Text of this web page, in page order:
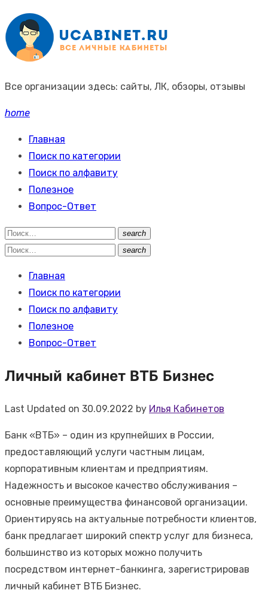
Промотать
к
содержимому
Все организации здесь: сайты, ЛК, обзоры, отзывы
home
Главная
Поиск по категории
Поиск по алфавиту
Полезное
Вопрос-Ответ
Поиск:
search
Поиск
Поиск:
search
Поиск
Главная
Поиск по категории
Поиск по алфавиту
Полезное
Вопрос-Ответ
Личный кабинет ВТБ Бизнес
Last Updated on 30.09.2022 by Илья Кабинетов
Банк «ВТБ» – один из крупнейших в России,
предоставляющий услуги частным лицам,
корпоративным клиентам и предприятиям.
Надежность и высокое качество обслуживания –
основные преимущества финансовой организации.
Ориентируясь на актуальные потребности клиентов,
банк предлагает широкий спектр услуг для бизнеса,
большинство из которых можно получить
посредством интернет-банкинга, зарегистрировав
личный кабинет ВТБ Бизнес.